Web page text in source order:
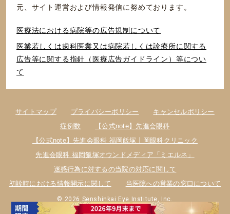
元、サイト運営および情報発信に努めております。
医療法における病院等の広告規制について
医業若しくは⻭科医業⼜は病院若しくは診療所に関する
広告等に関する指針（医療広告ガイドライン）等につい
て
サイトマップ プライバシーポリシー
キャンセルポリシー
症例数
【公式note】先進会眼科
【公式note】先進会眼科 福岡飯塚丨岡眼科クリニック
先進会眼科 福岡飯塚オウンドメディア「ミエルネ」
迷惑行為に対するの当院の対応に関して
初診時における情報開示に関して
当医院への営業の窓口について
© 2026 Senshinkai Eye Institute, Inc.